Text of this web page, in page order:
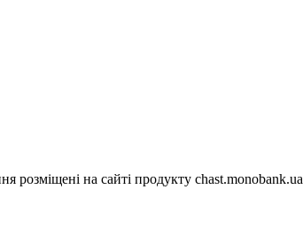
розміщені на сайті продукту chast.monobank.ua